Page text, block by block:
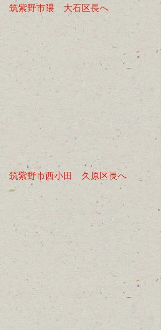
筑紫野市隈　大石区長へ
筑紫野市西小田　久原区長へ